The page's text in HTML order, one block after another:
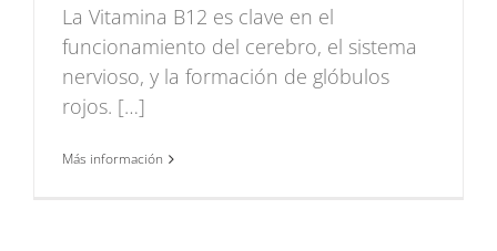
La Vitamina B12 es clave en el
funcionamiento del cerebro, el sistema
nervioso, y la formación de glóbulos
rojos. […]
Más información